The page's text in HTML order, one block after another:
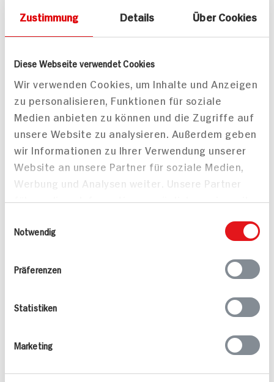
Zustimmung Details Über Cookies
Diese Webseite verwendet Cookies
Wir verwenden Cookies, um Inhalte und Anzeigen
zu personalisieren, Funktionen für soziale
Medien anbieten zu können und die Zugriffe auf
unsere Website zu analysieren. Außerdem geben
wir Informationen zu Ihrer Verwendung unserer
Website an unsere Partner für soziale Medien,
Werbung und Analysen weiter. Unsere Partner
führen diese Informationen möglicherweise mit
bereitgestellt haben oder die sie im Rahmen
Notwendig
Präferenzen
Statistiken
Marketing
763 kcal p. Portion
Leicht
Flammkuchen mit
Schwarzwälder
Mittel
763 kcal p. Portion
643 kcal p. Portion